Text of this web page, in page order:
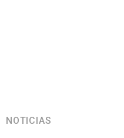
NOTICIAS